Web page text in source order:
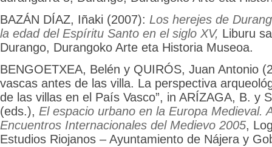
BAZÁN DÍAZ, Iñaki (2007): Los herejes de
la edad del Espíritu Santo en el siglo XV, Liburu
Durango, Durangoko Arte eta Historia Museoa.
BENGOETXEA, Belén y QUIRÓS, Juan Antonio
vascas antes de las villa. La perspectiva
de las villas en el País Vasco”, in ARÍZAGA, B. y
(eds.), El espacio urbano en la Europa Medieval.
Encuentros Internacionales del Medievo 2005,
Estudios Riojanos – Ayuntamiento de Nájera y